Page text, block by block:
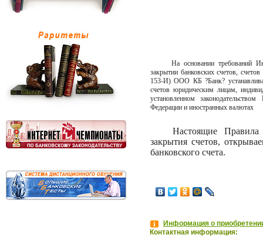
На основании требований
закрытии банковских счетов,
153-И) ООО КБ ?Банк?
счетов юридическим лицам,
установленном
Федерации и иностранных валютах
Настоящие
закрытия счетов,
банковского счета.
Информация о
Контактная информация: